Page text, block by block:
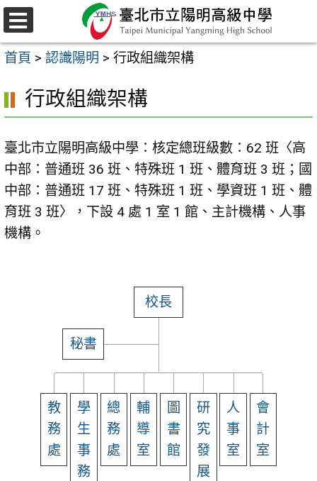
跳
至
主
內
容
區
選
單
首頁 > 認識陽明 > 行政組織架構
行政組織架構
臺北市立陽明高級中學：核定總班級數：62 班〈高
中部：普通班 36 班、特殊班 1 班、體育班 3 班；國
中部：普通班 17 班、特殊班 1 班、學資班 1 班、體
育班 3 班〉，下設 4 處 1 室 1 館、主計機構、人事
機構。
校長
秘書
教
務
處
學
生
事
務
總
務
處
輔
導
室
圖
書
館
研
究
發
展
人
事
室
會
計
室